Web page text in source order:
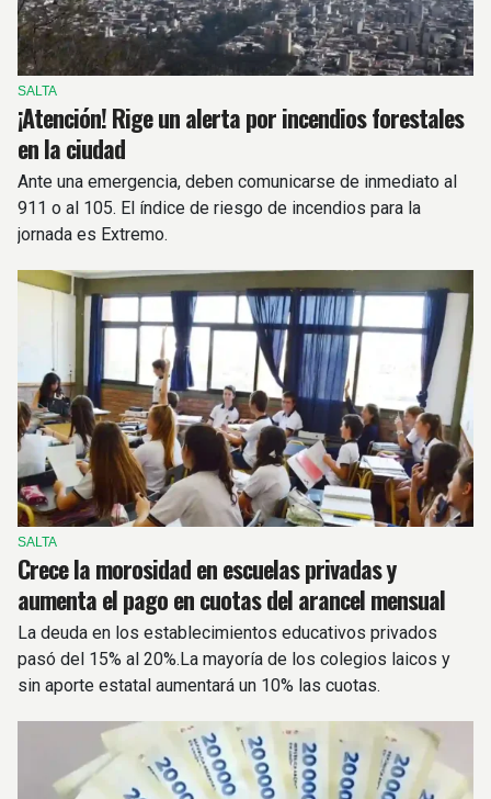
SALTA
¡Atención! Rige un alerta por incendios forestales
en la ciudad
Ante una emergencia, deben comunicarse de inmediato al
911 o al 105. El índice de riesgo de incendios para la
jornada es Extremo.
SALTA
Crece la morosidad en escuelas privadas y
aumenta el pago en cuotas del arancel mensual
La deuda en los establecimientos educativos privados
pasó del 15% al 20%.La mayoría de los colegios laicos y
sin aporte estatal aumentará un 10% las cuotas.